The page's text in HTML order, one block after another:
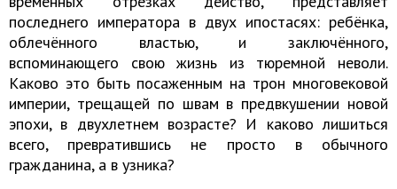
последнего императора в двух ипостасях: ребёнка,
облечённого властью, и заключённого,
вспоминающего свою жизнь из тюремной неволи.
Каково это быть посаженным на трон многовековой
империи, трещащей по швам в предвкушении новой
эпохи, в двухлетнем возрасте? И каково лишиться
всего, превратившись не просто в обычного
гражданина, а в узника?